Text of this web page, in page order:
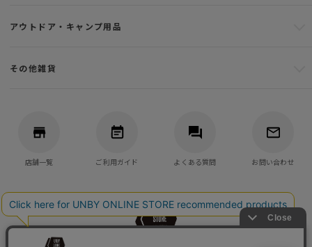
アウトドア・キャンプ用品
その他雑貨
店舗一覧 ご利用ガイド よくある質問 お問い合わせ